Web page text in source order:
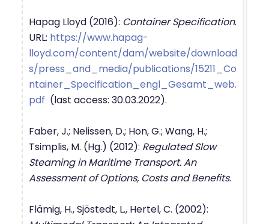
Hapag Lloyd (2016): Container Specification.
URL: https://www.hapag-
lloyd.com/content/dam/website/download
s/press_and_media/publications/15211_Co
ntainer_Specification_engl_Gesamt_web.
pdf (last access: 30.03.2022).
Faber, J.; Nelissen, D.; Hon, G.; Wang, H.;
Tsimplis, M. (Hg.) (2012): Regulated Slow
Steaming in Maritime Transport. An
Assessment of Options, Costs and Benefits.
Flämig, H., Sjöstedt, L., Hertel, C. (2002):